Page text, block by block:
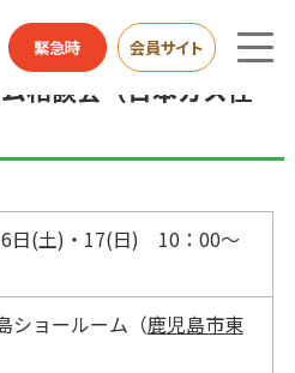
緊急時 会員サイト
ォーム相談会（日本ガス住設）
相談会（日本ガス住
日(土)・17(日) 10：00～
ショールーム（鹿児島市東